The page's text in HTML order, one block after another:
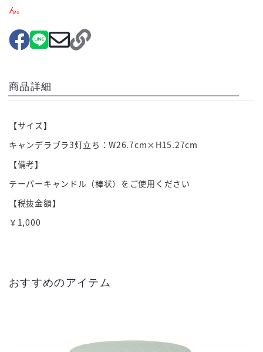
ん。
商品詳細
【サイズ】
キャンデラブラ3灯立ち：W26.7cm×H15.27cm
【備考】
テーパーキャンドル（棒状）をご使用ください
【税抜金額】
￥1,000
おすすめのアイテム